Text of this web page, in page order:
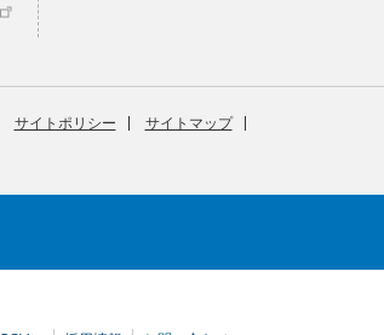
サイトポリシー
サイトマップ